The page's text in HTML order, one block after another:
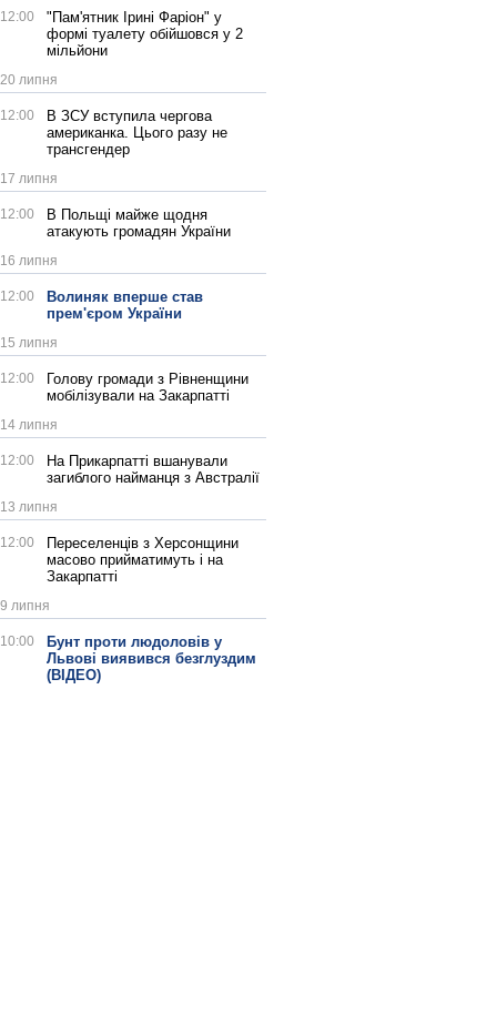
12:00
"Пам'ятник Ірині Фаріон" у
формі туалету обійшовся у 2
мільйони
20 липня
12:00
В ЗСУ вступила чергова
американка. Цього разу не
трансгендер
17 липня
12:00
В Польщі майже щодня
атакують громадян України
16 липня
12:00
Волиняк вперше став
прем'єром України
15 липня
12:00
Голову громади з Рівненщини
мобілізували на Закарпатті
14 липня
12:00
На Прикарпатті вшанували
загиблого найманця з Австралії
13 липня
12:00
Переселенців з Херсонщини
масово прийматимуть і на
Закарпатті
9 липня
10:00
Бунт проти людоловів у
Львові виявився безглуздим
(ВІДЕО)